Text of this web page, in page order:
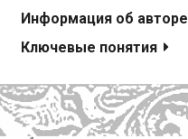
Информация об авторе
Ключевые понятия